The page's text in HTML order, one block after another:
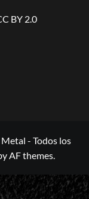
BY 2.0
- Todos los
AF themes.